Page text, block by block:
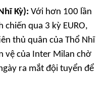
Kỳ): Với hơn 100 lần
chiến qua 3 kỳ EURO,
thủ quân của Thổ Nhĩ
vệ của Inter Milan chờ
ra mắt đội tuyển để